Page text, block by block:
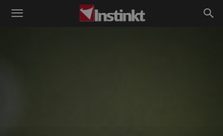
Instinkt